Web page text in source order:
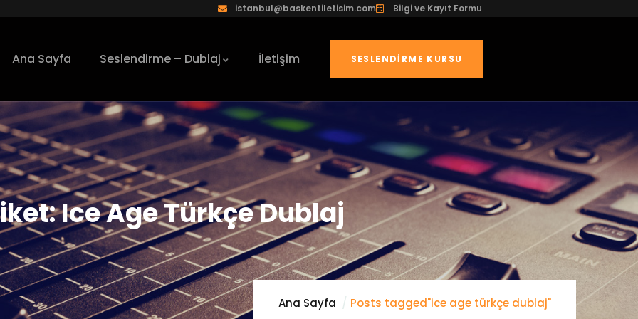
istanbul@baskentiletisim.com Bilgi ve Kayıt Formu
Ana Sayfa Seslendirme – Dublaj İletişim SESLENDIRME KURSU
Ice Age Türkçe Dublaj
Ana Sayfa Posts tagged"ice age türkçe dublaj"